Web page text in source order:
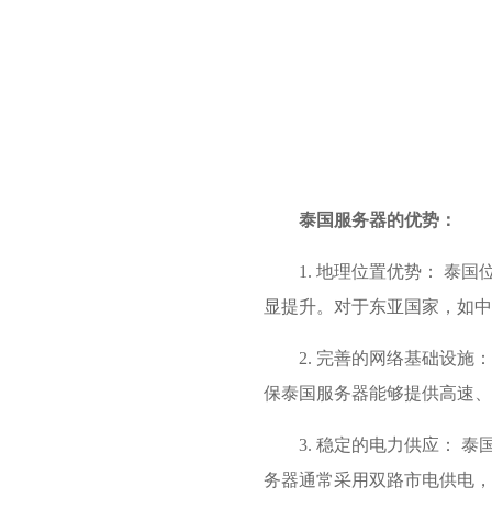
泰国服务器的优势：
1. 地理位置优势： 泰国
显提升。对于东亚国家，如
2. 完善的网络基础设施
保泰国服务器能够提供高速
3. 稳定的电力供应： 泰
务器通常采用双路市电供电